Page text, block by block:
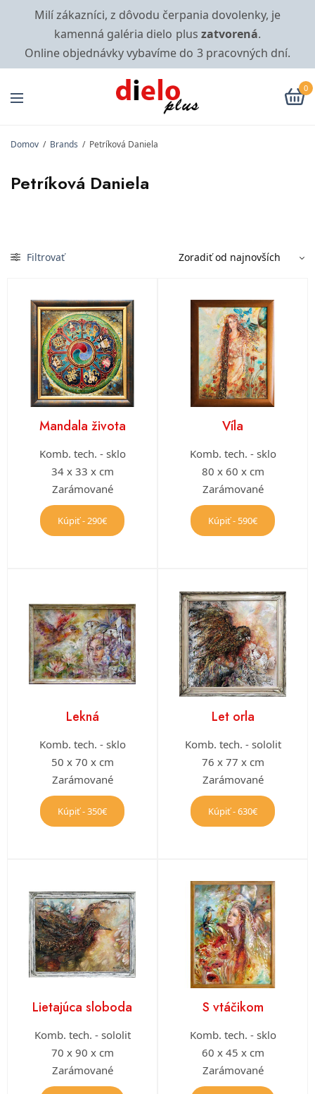
Milí zákazníci, z dôvodu čerpania dovolenky, je
kamenná galéria dielo plus zatvorená.
Online objednávky vybavíme do 3 pracovných dní.
0
Domov / Brands / Petríková Daniela
Petríková Daniela
Filtrovať
Mandala života
Komb. tech. - sklo
34 x 33 x cm
Zarámované
Kúpiť - 290€
Víla
Komb. tech. - sklo
80 x 60 x cm
Zarámované
Kúpiť - 590€
Lekná
Komb. tech. - sklo
50 x 70 x cm
Zarámované
Kúpiť - 350€
Let orla
Komb. tech. - sololit
76 x 77 x cm
Zarámované
Kúpiť - 630€
Lietajúca sloboda
Komb. tech. - sololit
70 x 90 x cm
Zarámované
S vtáčikom
Komb. tech. - sklo
60 x 45 x cm
Zarámované